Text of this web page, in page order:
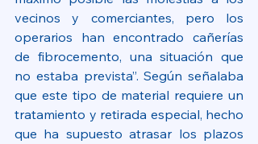
vecinos y comerciantes, pero los
operarios han encontrado cañerías
de fibrocemento, una situación que
no estaba prevista”. Según señalaba
que este tipo de material requiere un
tratamiento y retirada especial, hecho
que ha supuesto atrasar los plazos